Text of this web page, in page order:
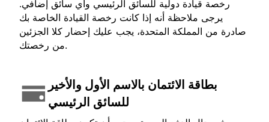
رخصة قيادة دولية للسائق الرئيسي وأي سائق إضافي.
يرجى ملاحظة أنه إذا كانت رخصة القيادة الخاصة بك
صادرة من المملكة المتحدة، يجب عليك إحضار كلا الجزئين
من رخصتك.
بطاقة الائتمان بالاسم الأول والأخير
للسائق الرئيسي